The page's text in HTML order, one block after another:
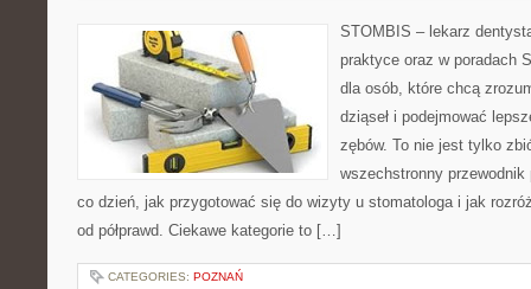
STOMBIS – lekarz
praktyce oraz w poradach
dla osób, które chcą
dziąseł i podejmować
zębów. To nie jest tylko
wszechstronny
co dzień, jak przygotować się do wizyty u stomatologa i jak
od półprawd. Ciekawe kategorie to […]
CATEGORIES: POZNAŃ